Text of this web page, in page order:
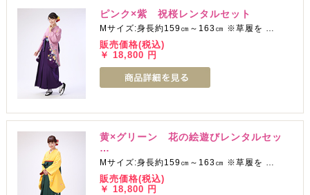
ピンク×紫 祝桜レンタルセット
Mサイズ:身長約159㎝～163㎝ ※草履を …
販売価格(税込)
￥ 18,800 円
黄×グリーン 花の絵遊びレンタルセッ
…
Mサイズ:身長約159㎝～163㎝ ※草履を …
販売価格(税込)
￥ 18,800 円